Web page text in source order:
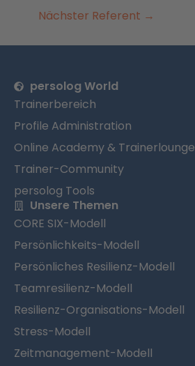
Nächster Referent →
persolog World
Trainerbereich
Profile Administration
Online Academy & Trainerlounge
Trainer-Community
persolog Tools
Unsere Themen
CORE SIX-Modell
Persönlichkeits-Modell
Persönliches Resilienz-Modell
Teamresilienz-Modell
Resilienz-Organisations-Modell
Stress-Modell
Zeitmanagement-Modell